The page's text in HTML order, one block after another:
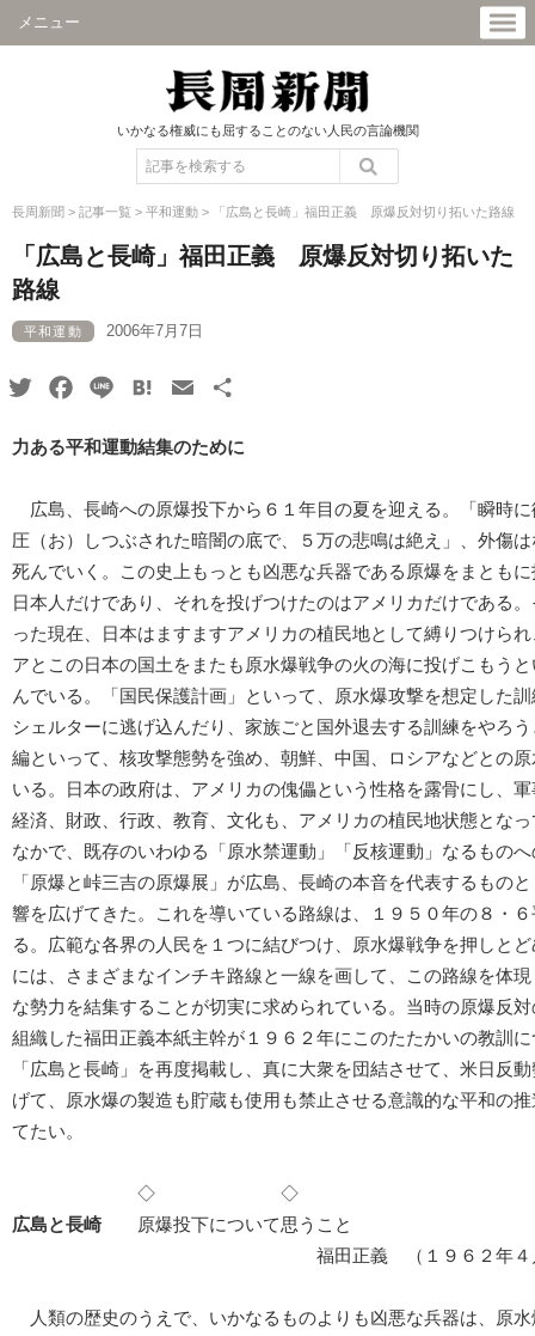
メニュー
いかなる権威にも屈することのない人民の言論機関
長周新聞 > 記事一覧 > 平和運動 > 「広島と長崎」福田正義 原爆反対切り拓いた路線
「広島と長崎」福田正義 原爆反対切り拓いた
路線
平和運動 2006年7月7日
TwitterFacebook
Line HatenaEmail
力ある平和運動結集のために
広島、長崎への原爆投下から６１年目の夏を迎える。「瞬時
圧（お）しつぶされた暗闇の底で、５万の悲鳴は絶え」、外傷
死んでいく。この史上もっとも凶悪な兵器である原爆をまとも
日本人だけであり、それを投げつけたのはアメリカだけである
った現在、日本はますますアメリカの植民地として縛りつけら
アとこの日本の国土をまたも原水爆戦争の火の海に投げこもう
んでいる。「国民保護計画」といって、原水爆攻撃を想定した
シェルターに逃げ込んだり、家族ごと国外退去する訓練をやろ
編といって、核攻撃態勢を強め、朝鮮、中国、ロシアなどとの
いる。日本の政府は、アメリカの傀儡という性格を露骨にし、
経済、財政、行政、教育、文化も、アメリカの植民地状態とな
なかで、既存のいわゆる「原水禁運動」「反核運動」なるもの
「原爆と峠三吉の原爆展」が広島、長崎の本音を代表するもの
響を広げてきた。これを導いている路線は、１９５０年の８・
る。広範な各界の人民を１つに結びつけ、原水爆戦争を押しと
には、さまざまなインチキ路線と一線を画して、この路線を体
な勢力を結集することが切実に求められている。当時の原爆反
組織した福田正義本紙主幹が１９６２年にこのたたかいの教訓
「広島と長崎」を再度掲載し、真に大衆を団結させて、米日反
げて、原水爆の製造も貯蔵も使用も禁止させる意識的な平和の
てたい。
◇ ◇
広島と長崎原爆投下について思うこと
福田正義 （１９６２年４月１５
人類の歴史のうえで、いかなるものよりも凶悪な兵器は、原